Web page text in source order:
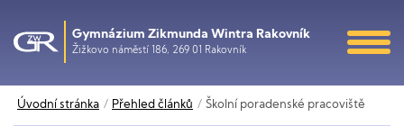
Gymnázium Zikmunda Wintra Rakovník
Žižkovo náměstí 186, 269 01 Rakovník
Úvodní stránka Přehled článků Školní poradenské pracoviště